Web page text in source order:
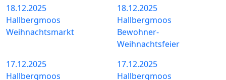
18.12.2025
Hallbergmoos
Weihnachtsmarkt
18.12.2025
Hallbergmoos
Bewohner-
Weihnachtsfeier
17.12.2025
Hallbergmoos
17.12.2025
Hallbergmoos